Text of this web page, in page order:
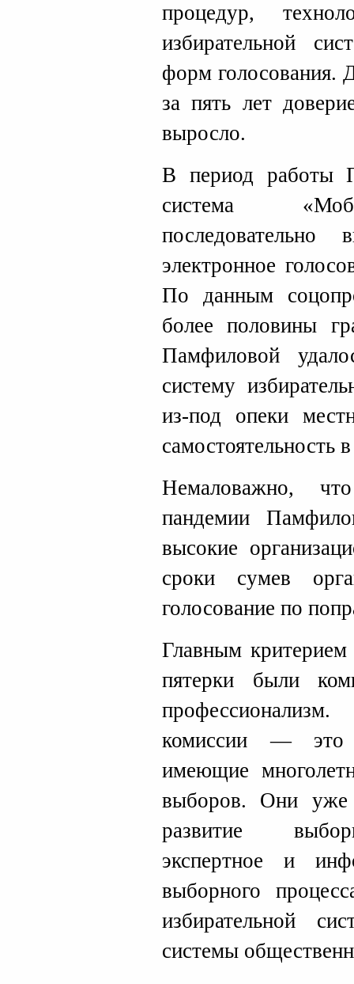
процедур,
избирательной
форм голосования.
за пять лет
выросло.
В период работы
система
последовательно
электронное
По данным
более половины
Памфиловой
систему
из-под опеки
самостоятельность
Немаловажно,
пандемии
высокие
сроки сумев
голосование по
Главным
пятерки были
комиссии — это
имеющие
выборов. Они уже
развитие
экспертное и
выборного
избирательной
системы